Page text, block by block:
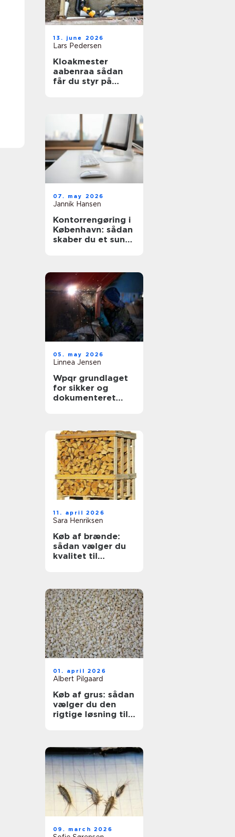
13. june 2026
Lars Pedersen
Kloakmester
aabenraa sådan
får du styr på
07. may 2026
Jannik Hansen
Kontorrengøring i
København: sådan
skaber du et sundt
05. may 2026
Linnea Jensen
Wpqr grundlaget
for sikker og
dokumenteret
11. april 2026
Sara Henriksen
Køb af brænde:
sådan vælger du
kvalitet til
01. april 2026
Albert Pilgaard
Køb af grus: sådan
vælger du den
rigtige løsning til
09. march 2026